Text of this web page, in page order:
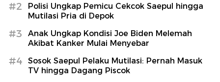
#2
Polisi Ungkap Pemicu Cekcok Saepul hingga
Mutilasi Pria di Depok
#3
Anak Ungkap Kondisi Joe Biden Melemah
Akibat Kanker Mulai Menyebar
#4
Sosok Saepul Pelaku Mutilasi: Pernah Masuk
TV hingga Dagang Piscok